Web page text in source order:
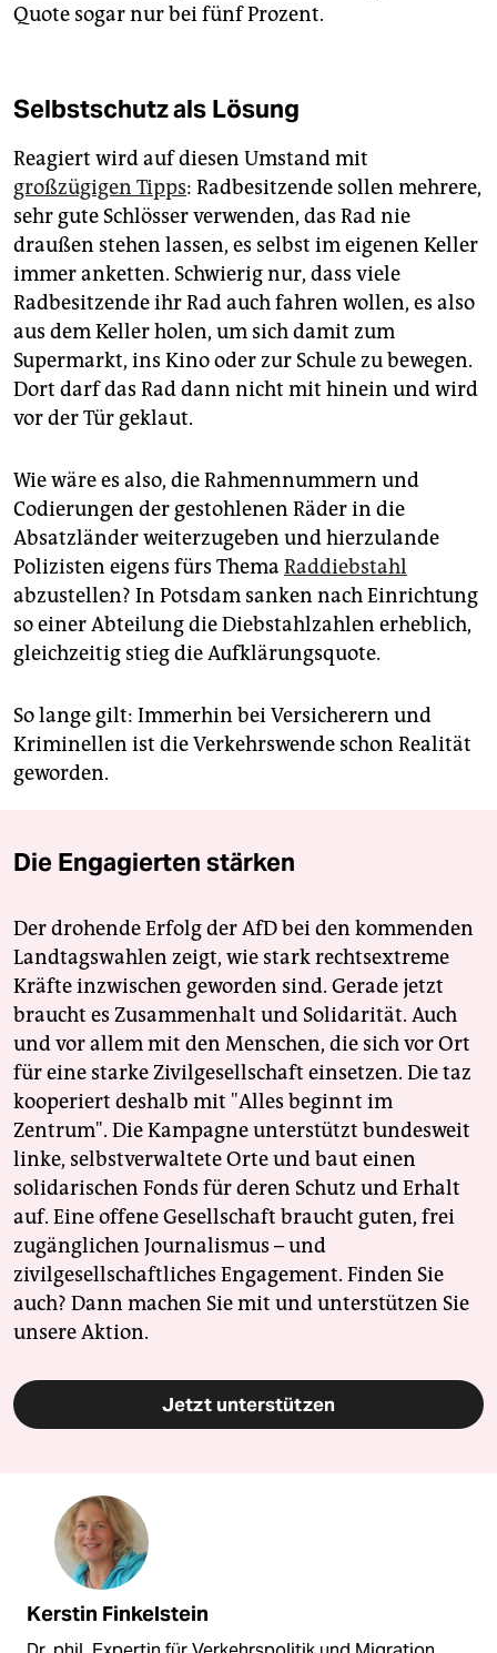
Quote sogar nur bei fünf Prozent.
Selbstschutz als Lösung
Reagiert wird auf diesen Umstand mit
großzügigen Tipps: Radbesitzende sollen mehrere,
sehr gute Schlösser verwenden, das Rad nie
draußen stehen lassen, es selbst im eigenen Keller
immer anketten. Schwierig nur, dass viele
Radbesitzende ihr Rad auch fahren wollen, es also
aus dem Keller holen, um sich damit zum
Supermarkt, ins Kino oder zur Schule zu bewegen.
Dort darf das Rad dann nicht mit hinein und wird
vor der Tür geklaut.
Wie wäre es also, die Rahmennummern und
Codierungen der gestohlenen Räder in die
Absatzländer weiterzugeben und hierzulande
Polizisten eigens fürs Thema Raddiebstahl
abzustellen? In Potsdam sanken nach Einrichtung
so einer Abteilung die Diebstahlzahlen erheblich,
gleichzeitig stieg die Aufklärungsquote.
So lange gilt: Immerhin bei Versicherern und
Kriminellen ist die Verkehrswende schon Realität
geworden.
Die Engagierten stärken
Der drohende Erfolg der AfD bei den kommenden
Landtagswahlen zeigt, wie stark rechtsextreme
Kräfte inzwischen geworden sind. Gerade jetzt
braucht es Zusammenhalt und Solidarität. Auch
und vor allem mit den Menschen, die sich vor Ort
für eine starke Zivilgesellschaft einsetzen. Die taz
kooperiert deshalb mit "Alles beginnt im
Zentrum". Die Kampagne unterstützt bundesweit
linke, selbstverwaltete Orte und baut einen
solidarischen Fonds für deren Schutz und Erhalt
auf. Eine offene Gesellschaft braucht guten, frei
zugänglichen Journalismus – und
zivilgesellschaftliches Engagement. Finden Sie
auch? Dann machen Sie mit und unterstützen Sie
unsere Aktion.
Jetzt unterstützen
Kerstin Finkelstein